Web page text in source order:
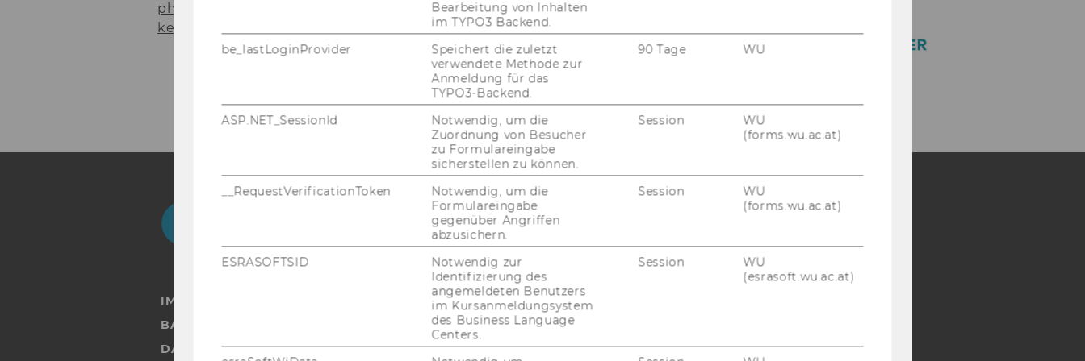
phie Mar­ti­netz
her­aus­ge­ge­be­nen Sam­mel­band „
Di­gi­ta­le Nach­hal­tig­
keit – Nach­hal­ti­ge Di­gi­ta­li­sie­rung
“ damit aus­ein­an­der.
NewsletterBluesky
IMPRESSUM
BARRIEREFREIHEITSERKLÄRUNG WEBSEITE
DATENSCHUTZERKLÄRUNG
Bearbeitung von Inhalten
im TYPO3 Backend.
be_lastLoginProvider
Speichert die zuletzt
verwendete Methode zur
Anmeldung für das
TYPO3-Backend.
90 Tage WU
ASP.NET_SessionId
Notwendig, um die
Zuordnung von Besucher
zu Formulareingabe
sicherstellen zu können.
Session
WU
(forms.wu.ac.at)
__RequestVerificationToken
Notwendig, um die
Formulareingabe
gegenüber Angriffen
abzusichern.
Session
WU
(forms.wu.ac.at)
ESRASOFTSID
Notwendig zur
Identifizierung des
angemeldeten Benutzers
im Kursanmeldungsystem
des Business Language
Centers.
Session
WU
(esrasoft.wu.ac.at)